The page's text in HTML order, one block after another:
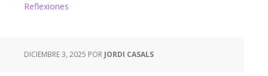
Reflexiones
DICIEMBRE 3, 2025 POR JORDI CASALS